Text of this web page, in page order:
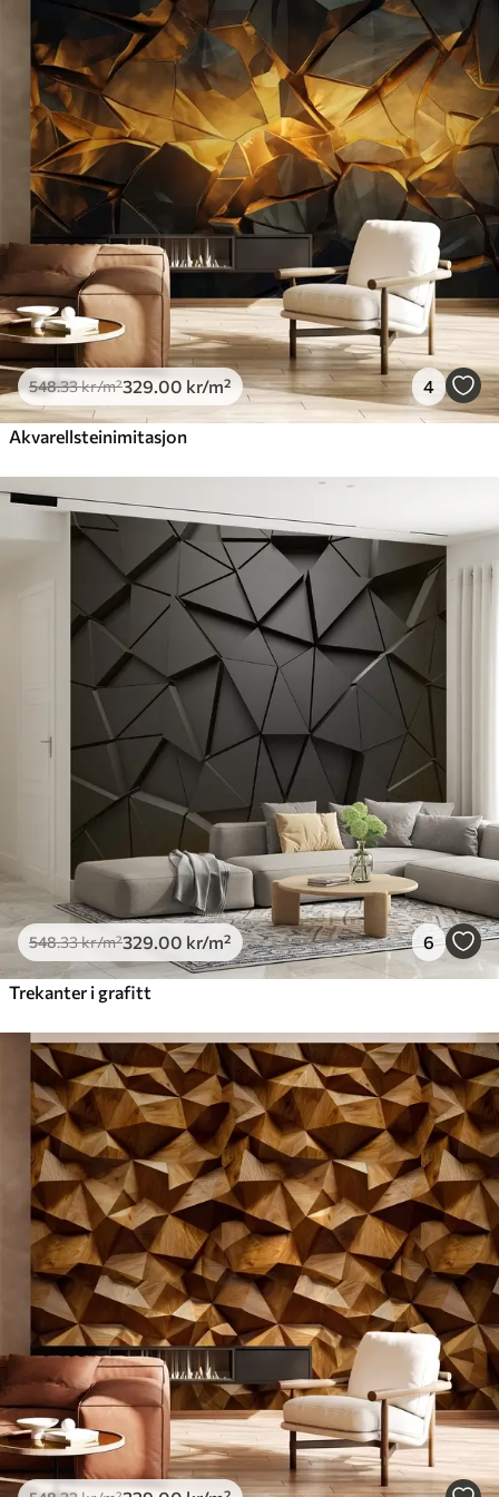
329.00kr/m²
Premium
665.00399.00kr/m²
Premium vinyl
650 .00 .00kr
Peel and Stick
925.00 .00 /m²
548.33kr/m²329 .00 kr/m² 4
Akvarellsteinimitasjon
548.33kr/m²329 .00 kr/m² 6
Trekanter i grafitt